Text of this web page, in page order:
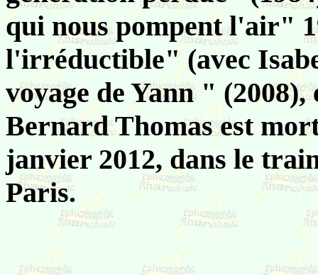
qui nous pompent l'air"
l'irréductible" (avec
voyage de Yann " (2008),
Bernard Thomas est
janvier 2012, dans le
Paris.